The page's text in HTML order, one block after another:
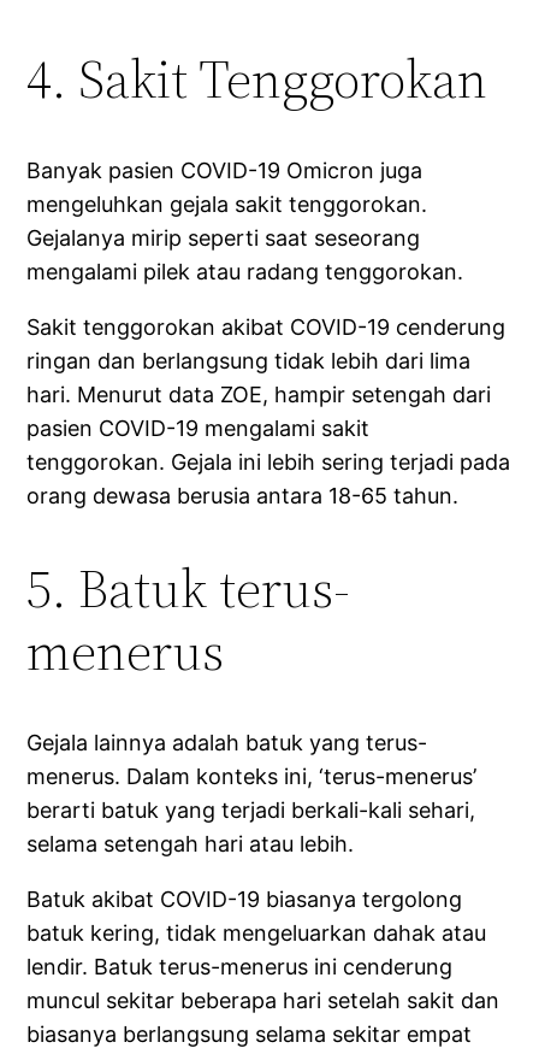
4. Sakit Tenggorokan
Banyak pasien COVID-19 Omicron juga
mengeluhkan gejala sakit tenggorokan.
Gejalanya mirip seperti saat seseorang
mengalami pilek atau radang tenggorokan.
Sakit tenggorokan akibat COVID-19 cenderung
ringan dan berlangsung tidak lebih dari lima
hari. Menurut data ZOE, hampir setengah dari
pasien COVID-19 mengalami sakit
tenggorokan. Gejala ini lebih sering terjadi pada
orang dewasa berusia antara 18-65 tahun.
5. Batuk terus-
menerus
Gejala lainnya adalah batuk yang terus-
menerus. Dalam konteks ini, ‘terus-menerus’
berarti batuk yang terjadi berkali-kali sehari,
selama setengah hari atau lebih.
Batuk akibat COVID-19 biasanya tergolong
batuk kering, tidak mengeluarkan dahak atau
lendir. Batuk terus-menerus ini cenderung
muncul sekitar beberapa hari setelah sakit dan
biasanya berlangsung selama sekitar empat